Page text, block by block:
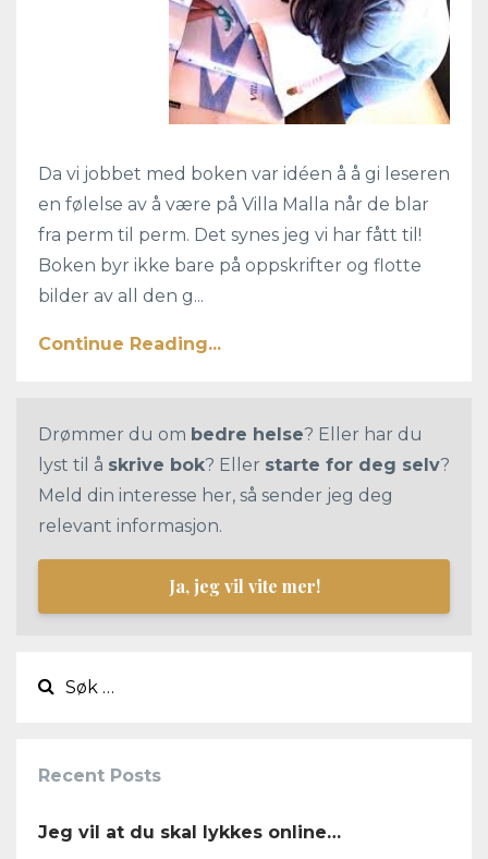
Da vi jobbet med boken var idéen å å gi leseren
en følelse av å være på Villa Malla når de blar
fra perm til perm. Det synes jeg vi har fått til!
Boken byr ikke bare på oppskrifter og flotte
bilder av all den g...
Continue Reading...
Drømmer du om bedre helse? Eller har du
lyst til å skrive bok? Eller starte for deg selv?
Meld din interesse her, så sender jeg deg
relevant informasjon.
Ja, jeg vil vite mer!
Recent Posts
Jeg vil at du skal lykkes online…